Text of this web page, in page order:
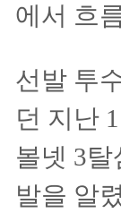
에서 흐
선발 투
던 지난
볼넷 3
발을 알